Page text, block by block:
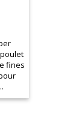
fines